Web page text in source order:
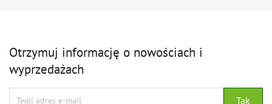
Otrzymuj informację o nowościach i
wyprzedażach